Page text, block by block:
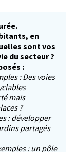
en
sont vos
du secteur ?
:
: Des voies
mais
?
: développer
partagés
: un pôle